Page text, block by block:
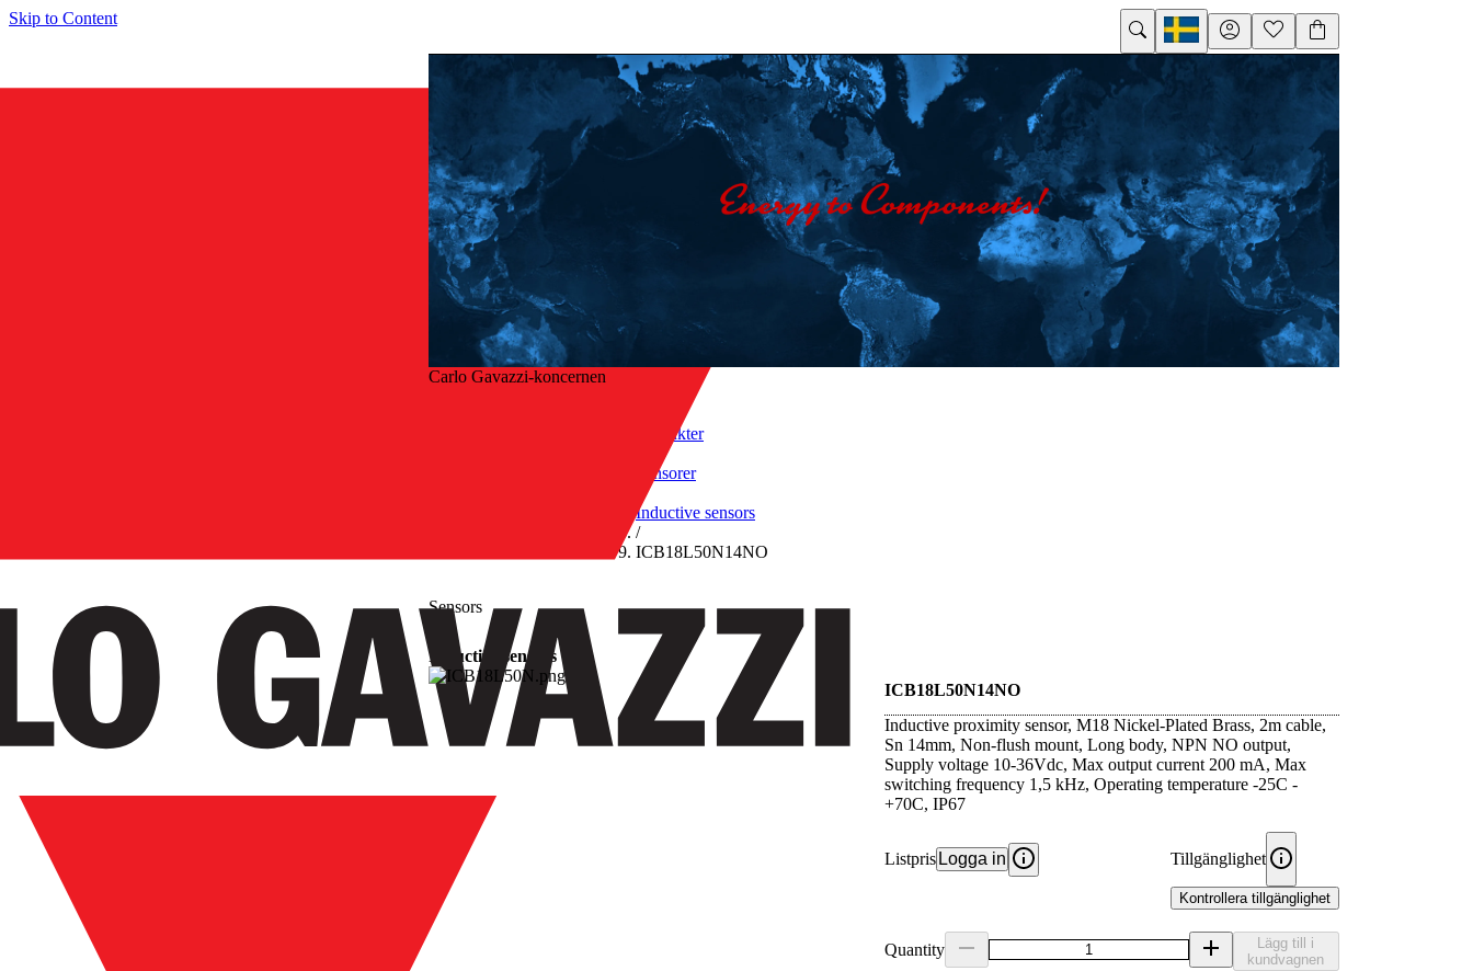
Skip to Content
Carlo Gavazzi-koncernen
Produkter
Sensorer
Inductive sensors
/
ICB18L50N14NO
Sensors
Inductive sensors
ICB18L50N14NO
Inductive proximity sensor, M18 Nickel-Plated Brass, 2m cable,
Sn 14mm, Non-flush mount, Long body, NPN NO output,
Supply voltage 10-36Vdc, Max output current 200 mA, Max
switching frequency 1,5 kHz, Operating temperature -25C -
+70C, IP67
Listpris Logga in Tillgänglighet
Kontrollera tillgänglighet
Quantity
Lägg till i
kundvagnen